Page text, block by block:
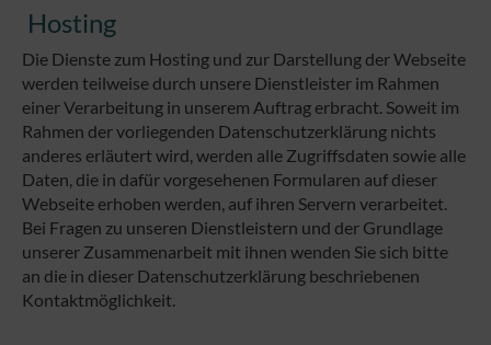
Hosting
Die Dienste zum Hosting und zur Darstellung der Webseite
werden teilweise durch unsere Dienstleister im Rahmen
einer Verarbeitung in unserem Auftrag erbracht. Soweit im
Rahmen der vorliegenden Datenschutzerklärung nichts
anderes erläutert wird, werden alle Zugriffsdaten sowie alle
Daten, die in dafür vorgesehenen Formularen auf dieser
Webseite erhoben werden, auf ihren Servern verarbeitet.
Bei Fragen zu unseren Dienstleistern und der Grundlage
unserer Zusammenarbeit mit ihnen wenden Sie sich bitte
an die in dieser Datenschutzerklärung beschriebenen
Kontaktmöglichkeit.